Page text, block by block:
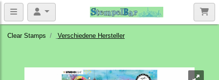
Clear Stamps Verschiedene Hersteller